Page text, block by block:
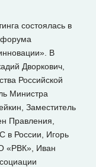
состоялась в
форума
В
Дворкович,
Российской
Министра
Заместитель
Правления,
в России, Игорь
«РВК», Иван